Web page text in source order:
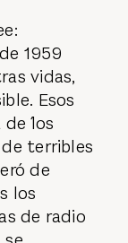
1959
vidas,
Esos
´los
de terribles
de
los
de radio